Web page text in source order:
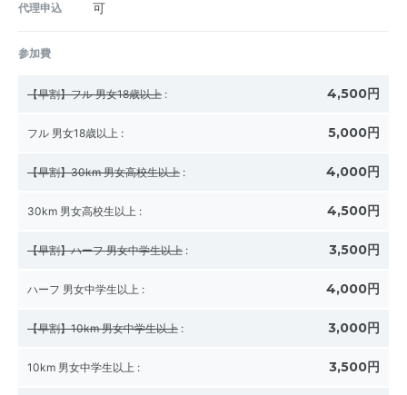
代理申込 可
参加費
【早割】フル 男女18歳以上 : 4,500円
フル 男女18歳以上 : 5,000円
【早割】30km 男女高校生以上 : 4,000円
30km 男女高校生以上 : 4,500円
【早割】ハーフ 男女中学生以上 : 3,500円
ハーフ 男女中学生以上 : 4,000円
【早割】10km 男女中学生以上 : 3,000円
10km 男女中学生以上 : 3,500円